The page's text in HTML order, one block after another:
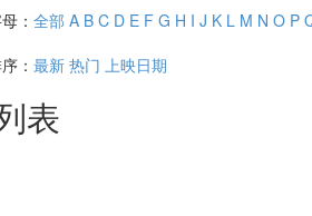
： 全部 A B C D E F G H I J K L M N O P
： 最新 热门 上映日期
表